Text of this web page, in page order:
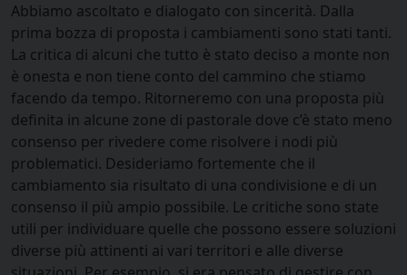
Abbiamo ascoltato e dialogato con sincerità. Dalla
prima bozza di proposta i cambiamenti sono stati tanti.
La critica di alcuni che tutto è stato deciso a monte non
è onesta e non tiene conto del cammino che stiamo
facendo da tempo. Ritorneremo con una proposta più
definita in alcune zone di pastorale dove c’è stato meno
consenso per rivedere come risolvere i nodi più
problematici. Desideriamo fortemente che il
cambiamento sia risultato di una condivisione e di un
consenso il più ampio possibile. Le critiche sono state
utili per individuare quelle che possono essere soluzioni
diverse più attinenti ai vari territori e alle diverse